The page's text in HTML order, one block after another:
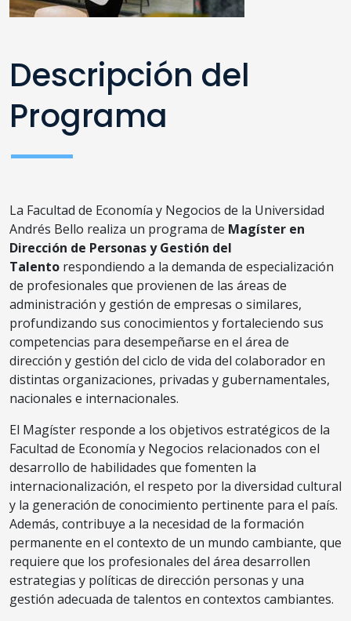
Descripción del
Programa
La Facultad de Economía y Negocios de la Universidad
Andrés Bello realiza un programa de Magíster en
Dirección de Personas y Gestión del
Talento respondiendo a la demanda de especialización
de profesionales que provienen de las áreas de
administración y gestión de empresas o similares,
profundizando sus conocimientos y fortaleciendo sus
competencias para desempeñarse en el área de
dirección y gestión del ciclo de vida del colaborador en
distintas organizaciones, privadas y gubernamentales,
nacionales e internacionales.
El Magíster responde a los objetivos estratégicos de la
Facultad de Economía y Negocios relacionados con el
desarrollo de habilidades que fomenten la
internacionalización, el respeto por la diversidad cultural
y la generación de conocimiento pertinente para el país.
Además, contribuye a la necesidad de la formación
permanente en el contexto de un mundo cambiante, que
requiere que los profesionales del área desarrollen
estrategias y políticas de dirección personas y una
gestión adecuada de talentos en contextos cambiantes.